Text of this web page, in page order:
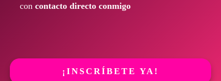
con contacto directo conmigo
¡INSCRÍBETE YA!